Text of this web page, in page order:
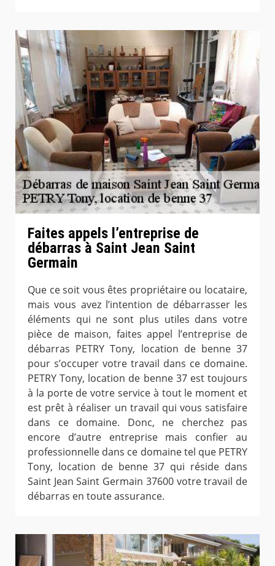
Faites appels l’entreprise de
débarras à Saint Jean Saint
Germain
Que ce soit vous êtes propriétaire ou locataire,
mais vous avez l’intention de débarrasser les
éléments qui ne sont plus utiles dans votre
pièce de maison, faites appel l’entreprise de
débarras PETRY Tony, location de benne 37
pour s’occuper votre travail dans ce domaine.
PETRY Tony, location de benne 37 est toujours
à la porte de votre service à tout le moment et
est prêt à réaliser un travail qui vous satisfaire
dans ce domaine. Donc, ne cherchez pas
encore d’autre entreprise mais confier au
professionnelle dans ce domaine tel que PETRY
Tony, location de benne 37 qui réside dans
Saint Jean Saint Germain 37600 votre travail de
débarras en toute assurance.